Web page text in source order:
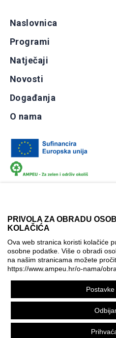
PRIVOLA ZA OBRADU
KOLAČIĆA
Ova web stranica koristi kolačiće
osobne podatke. Više o obradi
na našim stranicama možete
https://www.ampeu.hr/o-nama/
Naslovnica
Programi
Natječaji
Novosti
Događanja
O nama
Izjava o pristupačnosti
Politika korištenja kolačića
Ova mrežna stranica je
Europske komisije. Ona
mrežne stranice i Komisija se
pri upotrebi informacija koje se